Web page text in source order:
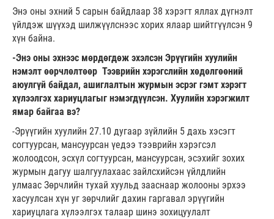
Энэ оны эхний 5 сарын байдлаар 38 хэрэгт яллах дүгнэлт
үйлдэж шүүхэд шилжүүлснээс хорих ялаар шийтгүүлсэн 9
хүн байна.
-Энэ оны эхнээс мөрдөгдөж эхэлсэн Эрүүгийн хуулийн
нэмэлт өөрчлөлтөөр Тээврийн хэрэгслийн хөдөлгөөний
аюулгүй байдал, ашиглалтын журмын эсрэг гэмт хэрэгт
хүлээлгэх хариуцлагыг нэмэгдүүлсэн. Хуулийн хэрэгжилт
ямар байгаа вэ?
-Эрүүгийн хуулийн 27.10 дугаар зүйлийн 5 дахь хэсэгт
согтуурсан, мансуурсан үедээ тээврийн хэрэгсэл
жолоодсон, эсхүл согтуурсан, мансуурсан, эсэхийг зохих
журмын дагуу шалгуулахаас зайлсхийсэн үйлдлийн
улмаас Зөрчлийн тухай хуульд зааснаар жолооны эрхээ
хасуулсан хүн уг зөрчлийг дахин гаргавал эрүүгийн
хариуцлага хүлээлгэх талаар шинэ зохицуулалт